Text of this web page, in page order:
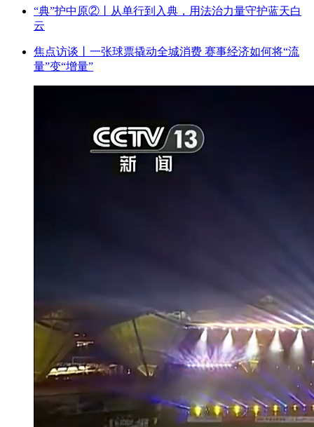
“典”护中原②‌丨从单行到入典，用法治力量守护蓝天白
云
焦点访谈丨一张球票撬动全城消费 赛事经济如何将“流
量”变“增量”